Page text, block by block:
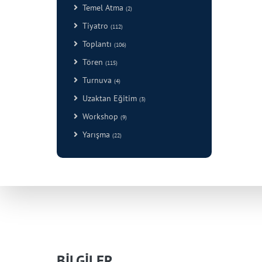
Temel Atma (2)
Tiyatro (112)
Toplantı (106)
Tören (115)
Turnuva (4)
Uzaktan Eğitim (3)
Workshop (9)
Yarışma (22)